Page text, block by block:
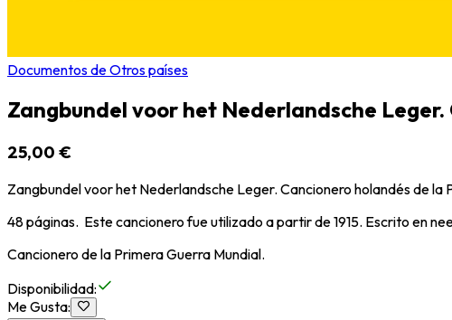
Documentos de Otros países
Zangbundel voor het Nederlandsche
25,00 €
Zangbundel voor het Nederlandsche Leger. Cancionero holandés de la
48 páginas. Este cancionero fue utilizado a partir de 1915. Escrito en
Cancionero de la Primera Guerra Mundial.
Disponibilidad:
Me Gusta: